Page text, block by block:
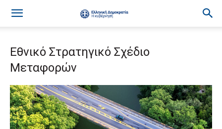
Εθνικό Στρατηγικό Σχέδιο
Μεταφορών